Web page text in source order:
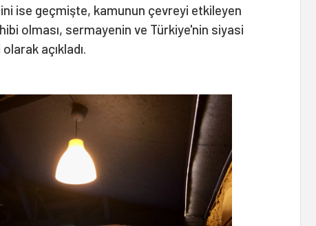
ise geçmişte, kamunun çevreyi etkileyen
olması, sermayenin ve Türkiye'nin siyasi
açıkladı.